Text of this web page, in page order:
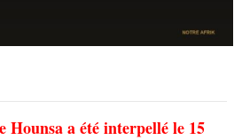
Hounsa a été interpellé le 15